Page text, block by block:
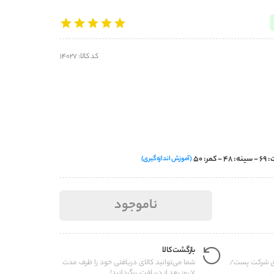
کد کالا: 14027
(آموزش اندازه‌گیری)
ناموجود
شرکت پست/
بازگشت کالا
شما می‌توانید کالای دریافتی خود را ظرف مدت